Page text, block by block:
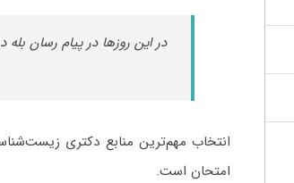
در این روزها در پیام رسان بله
انتخاب مهم‌ترین منابع دکتری
امتحان است.